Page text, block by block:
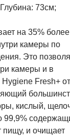
73см;
на 35% более
камеры по
Это
камеры и в
Fresh+
кислый,
99,9%
пищу, и очищает